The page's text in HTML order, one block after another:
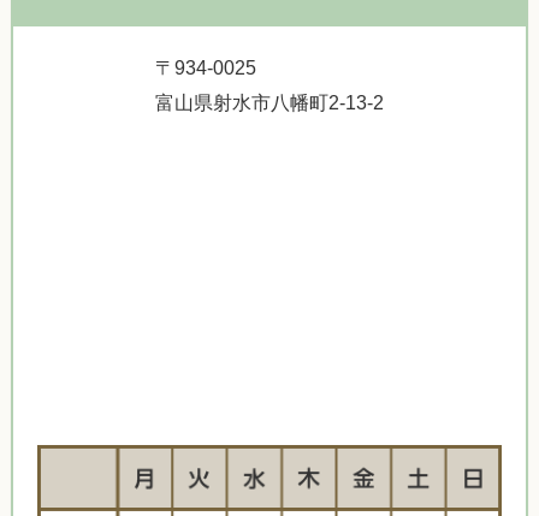
〒934-0025
富山県射水市八幡町2-13-2